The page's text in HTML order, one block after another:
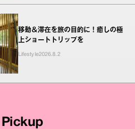
移動＆滞在を旅の目的に！癒しの極
上ショートトリップを
Lifestyle2026.8.2
Pickup